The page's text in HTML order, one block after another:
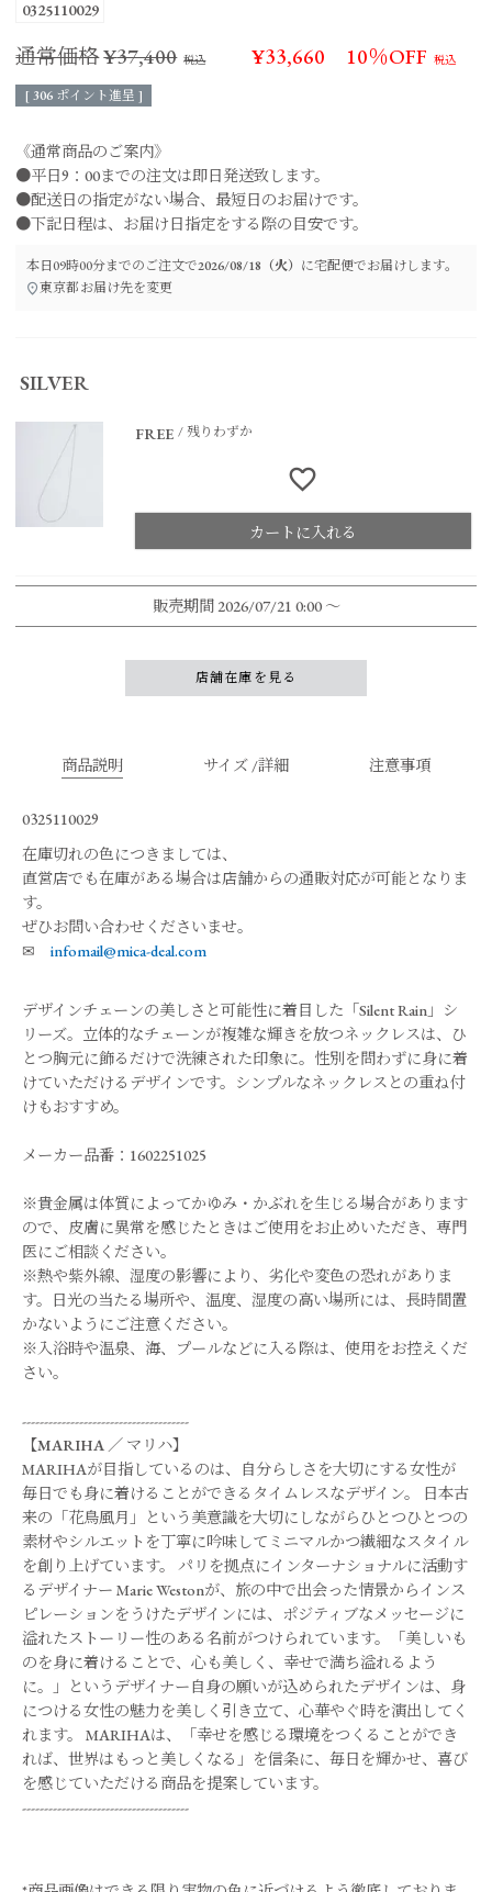
0325110029
通常価格¥37,400 ¥33,660 10％OFF
[ 306 ポイント進呈 ]
《通常商品のご案内》
●平日9：00までの注文は即日発送致します。
●配送日の指定がない場合、最短日のお届けです。
●下記日程は、お届け日指定をする際の目安です。
本日09時00分までのご注文で2026/08/18（火） に宅配便でお届けします。
東京都お届け先を変更
SILVER
FREE 残りわずか
カートに入れる
販売期間2026/07/21 0:00 〜
店舗在庫を見る
商品説明 サイズ /詳細 注意事項
0325110029
在庫切れの色につきましては、
直営店でも在庫がある場合は店舗からの通販対応が可能となりま
す。
ぜひお問い合わせくださいませ。
✉infomail@mica-deal.com
デザインチェーンの美しさと可能性に着目した「Silent Rain」シ
リーズ。立体的なチェーンが複雑な輝きを放つネックレスは、ひ
とつ胸元に飾るだけで洗練された印象に。性別を問わずに身に着
けていただけるデザインです。シンプルなネックレスとの重ね付
けもおすすめ。
メーカー品番：1602251025
※貴金属は体質によってかゆみ・かぶれを生じる場合があります
ので、皮膚に異常を感じたときはご使用をお止めいただき、専門
医にご相談ください。
※熱や紫外線、湿度の影響により、劣化や変色の恐れがありま
す。日光の当たる場所や、温度、湿度の高い場所には、長時間置
かないようにご注意ください。
※入浴時や温泉、海、プールなどに入る際は、使用をお控えくだ
さい。
--------------------------------------
【MARIHA ／ マリハ】
MARIHAが目指しているのは、自分らしさを大切にする女性が
毎日でも身に着けることができるタイムレスなデザイン。 日本古
来の「花鳥風月」という美意識を大切にしながらひとつひとつの
素材やシルエットを丁寧に吟味してミニマルかつ繊細なスタイル
を創り上げています。 パリを拠点にインターナショナルに活動す
るデザイナー Marie Westonが、旅の中で出会った情景からインス
ピレーションをうけたデザインには、ポジティブなメッセージに
溢れたストーリー性のある名前がつけられています。「美しいも
のを身に着けることで、心も美しく、幸せで満ち溢れるよう
に。」というデザイナー自身の願いが込められたデザインは、身
につける女性の魅力を美しく引き立て、心華やぐ時を演出してく
れます。 MARIHAは、「幸せを感じる環境をつくることができ
れば、世界はもっと美しくなる」を信条に、毎日を輝かせ、喜び
を感じていただける商品を提案しています。
--------------------------------------